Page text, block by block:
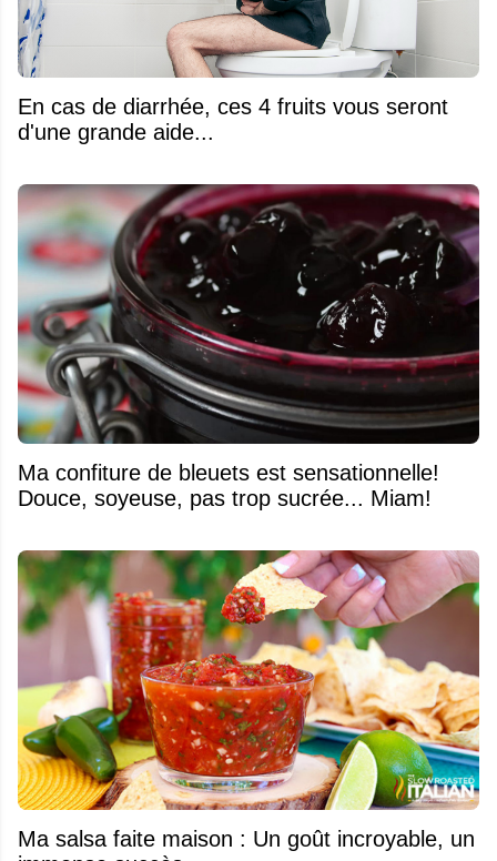
En cas de diarrhée, ces 4 fruits vous seront
d'une grande aide...
Ma confiture de bleuets est sensationnelle!
Douce, soyeuse, pas trop sucrée... Miam!
Ma salsa faite maison : Un goût incroyable, un